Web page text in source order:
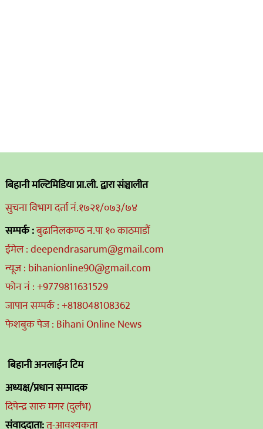
बिहानी मल्टिमिडिया प्रा.ली. द्वारा संञ्चालीत
सुचना विभाग दर्ता नं.१७२१/०७३/७४
सम्पर्क :बुढानिलकण्ठ न.पा १० काठमाडौं
ईमेल : deependrasarum@gmail.com
न्यूज : bihanionline90@gmail.com
फोन नं : +9779811631529
जापान सम्पर्क : +818048108362
फेशबुक पेज : Bihani Online News
बिहानी अनलाईन टिम
अध्यक्ष/प्रधान सम्पादक
दिपेन्द्र सारु मगर (दुर्लभ)